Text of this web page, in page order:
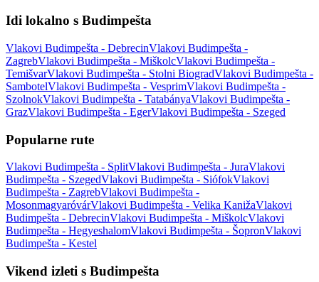
Idi lokalno s Budimpešta
Vlakovi Budimpešta - DebrecinVlakovi Budimpešta -
ZagrebVlakovi Budimpešta - MiškolcVlakovi Budimpešta -
TemišvarVlakovi Budimpešta - Stolni BiogradVlakovi Budimpešta -
SambotelVlakovi Budimpešta - VesprimVlakovi Budimpešta -
SzolnokVlakovi Budimpešta - TatabányaVlakovi Budimpešta -
GrazVlakovi Budimpešta - EgerVlakovi Budimpešta - Szeged
Popularne rute
Vlakovi Budimpešta - SplitVlakovi Budimpešta - JuraVlakovi
Budimpešta - SzegedVlakovi Budimpešta - SiófokVlakovi
Budimpešta - ZagrebVlakovi Budimpešta -
MosonmagyaróvárVlakovi Budimpešta - Velika KanižaVlakovi
Budimpešta - DebrecinVlakovi Budimpešta - MiškolcVlakovi
Budimpešta - HegyeshalomVlakovi Budimpešta - ŠopronVlakovi
Budimpešta - Kestel
Vikend izleti s Budimpešta